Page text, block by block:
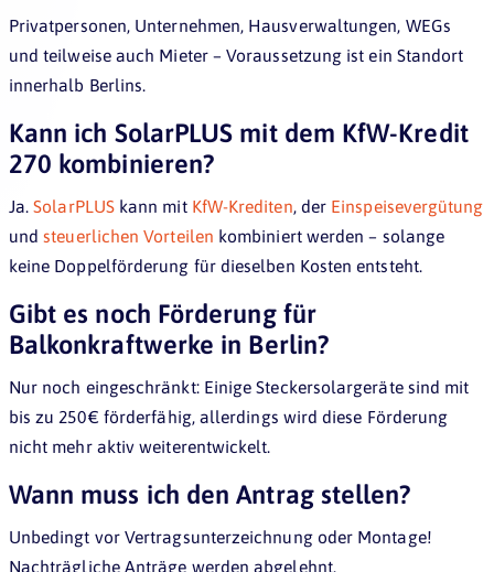
Privatpersonen, Unternehmen, Hausverwaltungen, WEGs
und teilweise auch Mieter – Voraussetzung ist ein Standort
innerhalb Berlins.
Kann ich SolarPLUS mit dem KfW-Kredit
270 kombinieren?
Ja.SolarPLUS kann mit KfW-Krediten, der Einspeisevergütung
undsteuerlichen Vorteilen kombiniert werden – solange
keine Doppelförderung für dieselben Kosten entsteht.
Gibt es noch Förderung für
Balkonkraftwerke in Berlin?
Nur noch eingeschränkt: Einige Steckersolargeräte sind mit
bis zu 250 € förderfähig, allerdings wird diese Förderung
nicht mehr aktiv weiterentwickelt.
Wann muss ich den Antrag stellen?
Unbedingt vor Vertragsunterzeichnung oder Montage!
Nachträgliche Anträge werden abgelehnt.
Jetzt Photovoltaik-Anbieter und Kosten vergleichen
JETZT ANGEBOTE VERGLEICHEN